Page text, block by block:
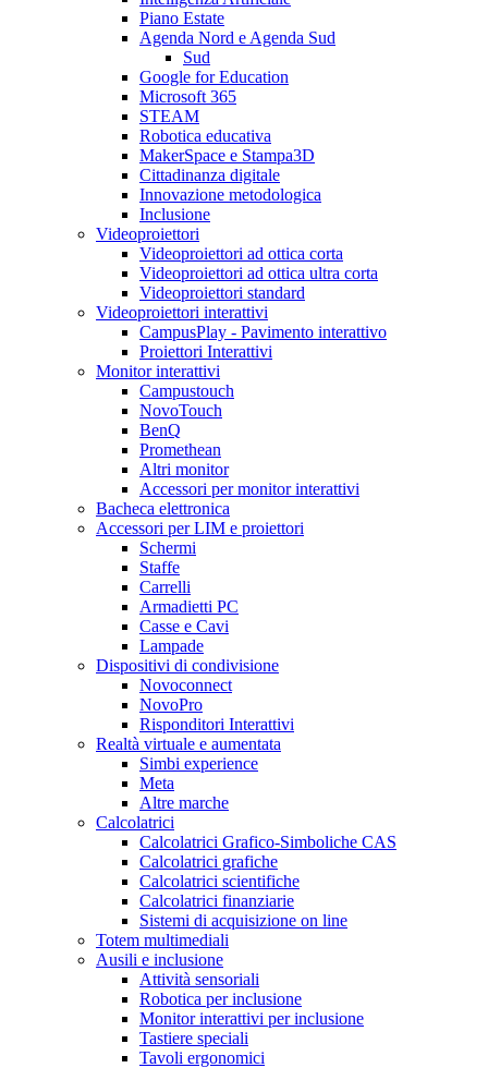
Piano Estate
Agenda Nord e Agenda Sud
Sud
Google for Education
Microsoft 365
STEAM
Robotica educativa
MakerSpace e Stampa3D
Cittadinanza digitale
Innovazione metodologica
Inclusione
Videoproiettori
Videoproiettori ad ottica corta
Videoproiettori ad ottica ultra corta
Videoproiettori standard
Videoproiettori interattivi
CampusPlay - Pavimento interattivo
Proiettori Interattivi
Monitor interattivi
Campustouch
NovoTouch
BenQ
Promethean
Altri monitor
Accessori per monitor interattivi
Bacheca elettronica
Accessori per LIM e proiettori
Schermi
Staffe
Carrelli
Armadietti PC
Casse e Cavi
Lampade
Dispositivi di condivisione
Novoconnect
NovoPro
Risponditori Interattivi
Realtà virtuale e aumentata
Simbi experience
Meta
Altre marche
Calcolatrici
Calcolatrici Grafico-Simboliche CAS
Calcolatrici grafiche
Calcolatrici scientifiche
Calcolatrici finanziarie
Sistemi di acquisizione on line
Totem multimediali
Ausili e inclusione
Attività sensoriali
Robotica per inclusione
Monitor interattivi per inclusione
Tastiere speciali
Tavoli ergonomici